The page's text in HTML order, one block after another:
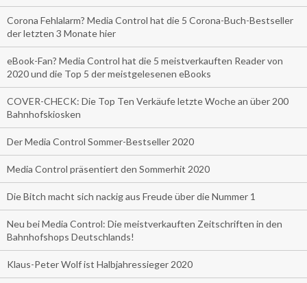
Corona Fehlalarm? Media Control hat die 5 Corona-Buch-Bestseller
der letzten 3 Monate hier
eBook-Fan? Media Control hat die 5 meistverkauften Reader von
2020 und die Top 5 der meistgelesenen eBooks
COVER-CHECK: Die Top Ten Verkäufe letzte Woche an über 200
Bahnhofskiosken
Der Media Control Sommer-Bestseller 2020
Media Control präsentiert den Sommerhit 2020
Die Bitch macht sich nackig aus Freude über die Nummer 1
Neu bei Media Control: Die meistverkauften Zeitschriften in den
Bahnhofshops Deutschlands!
Klaus-Peter Wolf ist Halbjahressieger 2020